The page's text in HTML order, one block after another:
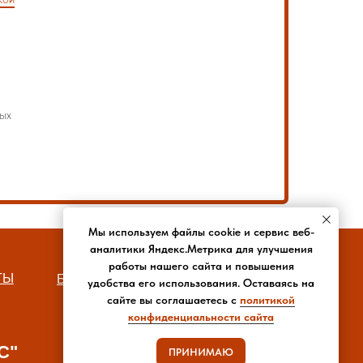
РЕКВИЗИТЫ
БЛОГ
Мы используем файлы cookie и сервис веб-
аналитики Яндекс.Метрика для улучшения
работы нашего сайта и повышения
удобства его использования. Оставаясь на
сайте вы соглашаетесь с политикой
конфиденциальности сайта
ПРИНИМАЮ